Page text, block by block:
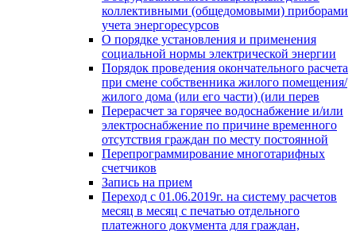
коллективными (общедомовыми) приборами
учета энергоресурсов
О порядке установления и применения
социальной нормы электрической энергии
Порядок проведения окончательного расчета
при смене собственника жилого помещения/
жилого дома (или его части) (или перев
Перерасчет за горячее водоснабжение и/или
электроснабжение по причине временного
отсутствия граждан по месту постоянной
Перепрограммирование многотарифных
счетчиков
Запись на прием
Переход с 01.06.2019г. на систему расчетов
месяц в месяц с печатью отдельного
платежного документа для граждан,